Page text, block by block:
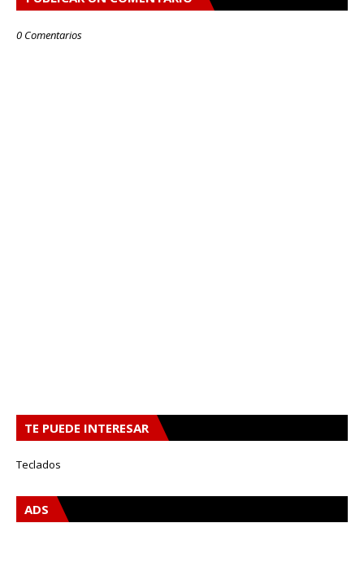
0 Comentarios
TE PUEDE INTERESAR
Teclados
ADS